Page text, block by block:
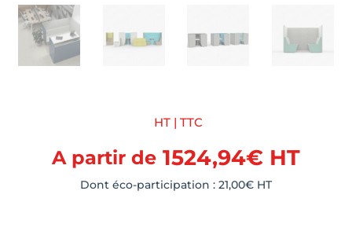
HT | TTC
A partir de 1524,94€ HT
Dont éco-participation : 21,00€ HT